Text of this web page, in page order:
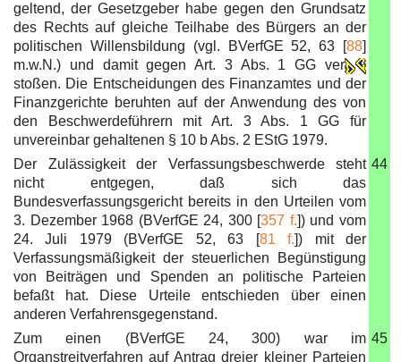
geltend, der Gesetzgeber habe gegen den Grundsatz
des Rechts auf gleiche Teilhabe des Bürgers an der
politischen Willensbildung (vgl. BVerfGE 52, 63 [88]
m.w.N.) und damit gegen Art. 3 Abs. 1 GG ver
stoßen. Die Entscheidungen des Finanzamtes und der
Finanzgerichte beruhten auf der Anwendung des von
den Beschwerdeführern mit Art. 3 Abs. 1 GG für
unvereinbar gehaltenen § 10 b Abs. 2 EStG 1979.
Der Zulässigkeit der Verfassungsbeschwerde steht
nicht entgegen, daß sich das
Bundesverfassungsgericht bereits in den Urteilen vom
3. Dezember 1968 (BVerfGE 24, 300 [357 f.]) und vom
24. Juli 1979 (BVerfGE 52, 63 [81 f.]) mit der
Verfassungsmäßigkeit der steuerlichen Begünstigung
von Beiträgen und Spenden an politische Parteien
befaßt hat. Diese Urteile entschieden über einen
anderen Verfahrensgegenstand.
44
Zum einen (BVerfGE 24, 300) war im
Organstreitverfahren auf Antrag dreier kleiner Parteien
45